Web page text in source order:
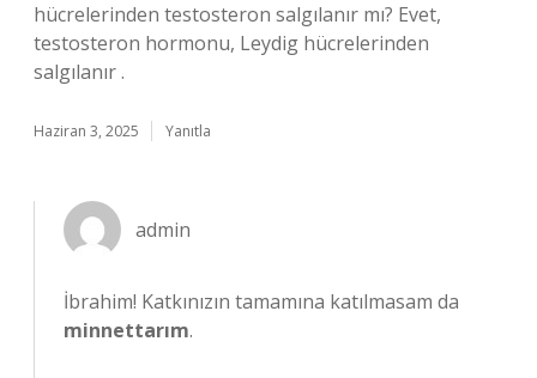
hücrelerinden testosteron salgılanır mı? Evet,
testosteron hormonu, Leydig hücrelerinden
salgılanır .
Haziran 3, 2025 Yanıtla
admin
İbrahim! Katkınızın tamamına katılmasam da
minnettarım.